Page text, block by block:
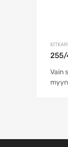
255/
Vain